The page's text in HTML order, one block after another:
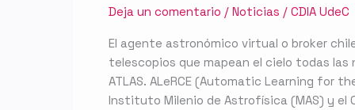
Deja un comentario / Noticias / CDIA UdeC
El agente astronómico virtual o broker
telescopios que mapean el cielo todas
ATLAS. ALeRCE (Automatic Learning for
Instituto Milenio de Astrofísica (MAS) y el